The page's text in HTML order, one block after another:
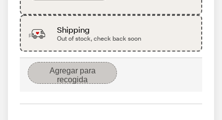
Shipping
Out of stock, check back soon
Agregar para
recogida